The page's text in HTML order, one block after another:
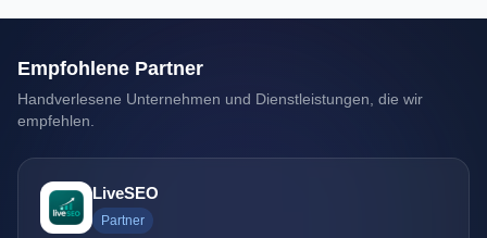
Empfohlene Partner
Handverlesene Unternehmen und Dienstleistungen, die wir
empfehlen.
LiveSEO
Partner